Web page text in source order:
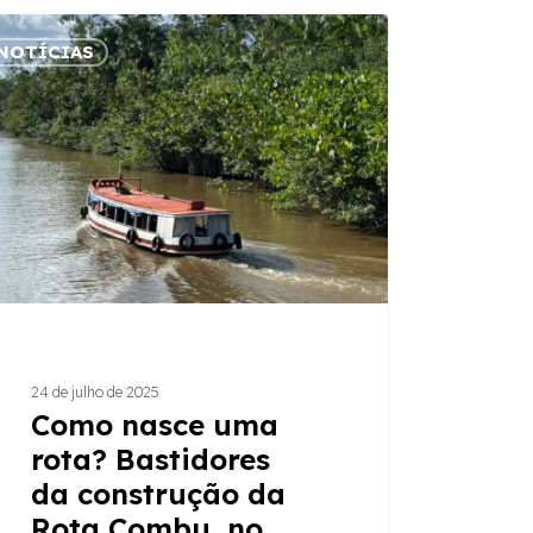
24 de julho de 2025
Como nasce uma
rota? Bastidores
da construção da